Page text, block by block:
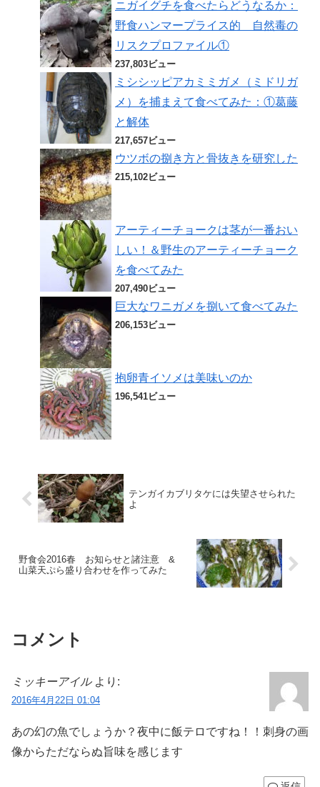
ニガイグチを食べたらどうなるか：
野食ハンマープライス的 自然毒の
リスクプロファイル①
237,803ビュー
ミシシッピアカミミガメ（ミドリガ
メ）を捕まえて食べてみた：①葛藤
と解体
217,657ビュー
ウツボの捌き方と骨抜きを研究した
215,102ビュー
アーティーチョークは茎が一番おい
しい！＆野生のアーティーチョーク
を食べてみた
207,490ビュー
巨大なワニガメを捌いて食べてみた
206,153ビュー
抱卵青イソメは美味いのか
196,541ビュー
テンガイカブリタケには失望させられた
よ
野食会2016春 お知らせと諸注意 &
山菜天ぷら盛り合わせを作ってみた
コメント
ミッキーアイル より:
2016年4月22日 01:04
あの幻の魚でしょうか？夜中に飯テロですね！！刺身の画
像からただならぬ旨味を感じます